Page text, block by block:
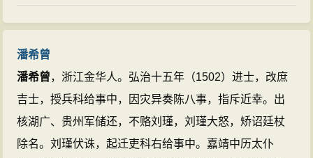
潘希曾
潘希曾，浙江金华人。弘治十五年（1502）进士，改庶
吉士，授兵科给事中，因灾异奏陈八事，指斥近幸。出
核湖广、贵州军储还，不赂刘瑾，刘瑾大怒，矫诏廷杖
除名。刘瑾伏诛，起迁吏科右给事中。嘉靖中历太仆